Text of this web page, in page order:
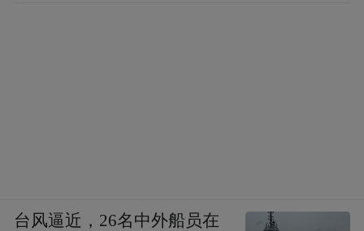
台风逼近，26名中外船员在